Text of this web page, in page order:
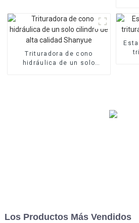
Trituradora de cono
hidráulica de un solo
Los Productos Más Vendidos